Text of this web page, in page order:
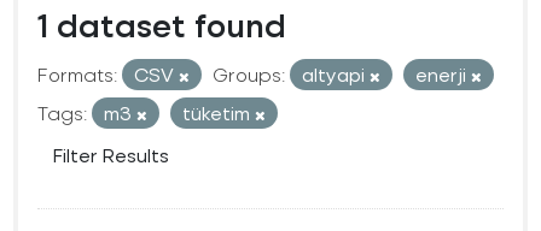
1 dataset found
Formats: CSV Groups: altyapi
enerji
Tags:
m3
tüketim
Filter Results